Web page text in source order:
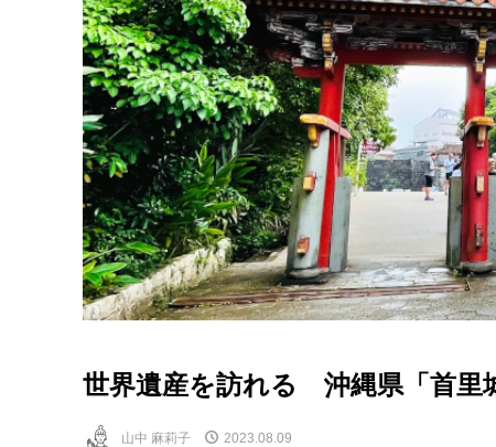
世界遺産を訪れる 沖縄県「首里
山中 麻莉子 2023.08.09